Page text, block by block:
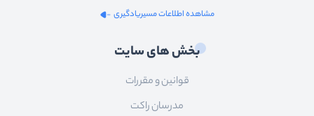
مشاهده اطلاعات مسیریادگیری
بخش های سایت
قوانین و مقررات
مدرسان راکت